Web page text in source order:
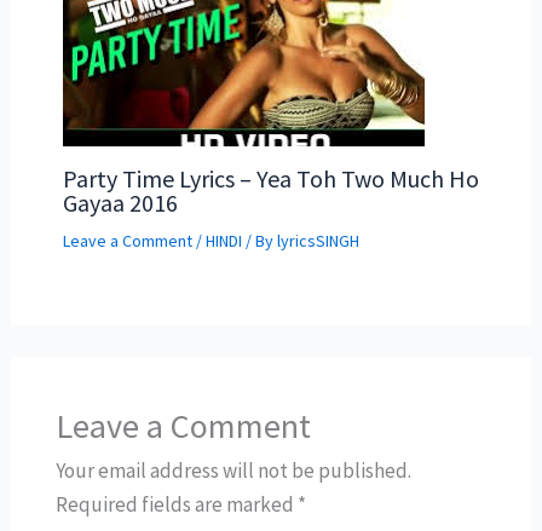
Party Time Lyrics – Yea Toh Two Much Ho
Gayaa 2016
Leave a Comment /HINDI / BylyricsSINGH
Leave a Comment
Your email address will not be published.
Required fields are marked *